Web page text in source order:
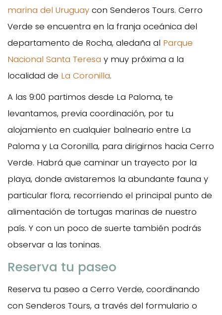
marina del Uruguay con Senderos Tours. Cerro
Verde se encuentra en la franja oceánica del
departamento de Rocha, aledaña al Parque
Nacional Santa Teresa y muy próxima a la
localidad de La Coronilla.
A las 9:00 partimos desde La Paloma, te
levantamos, previa coordinación, por tu
alojamiento en cualquier balneario entre La
Paloma y La Coronilla, para dirigirnos hacia Cerro
Verde. Habrá que caminar un trayecto por la
playa, donde avistaremos la abundante fauna y
particular flora, recorriendo el principal punto de
alimentación de tortugas marinas de nuestro
país. Y con un poco de suerte también podrás
observar a las toninas.
Reserva tu paseo
Reserva tu paseo a Cerro Verde, coordinando
con Senderos Tours, a través del formulario o